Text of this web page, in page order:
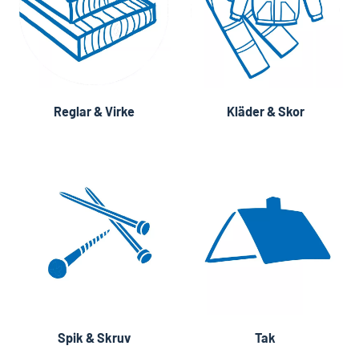
Reglar & Virke Kläder & Skor
Spik & Skruv Tak